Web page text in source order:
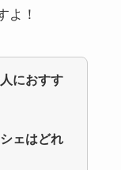
よ！
におすす
ェはどれ